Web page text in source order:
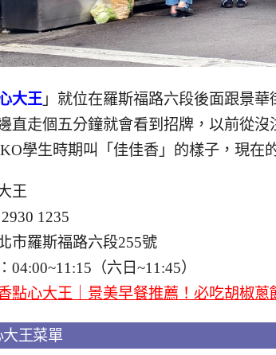
大王 」就位在羅斯福路六段後面跟景
直走個五分鐘就會看到招牌，以前從
學生時期叫「佳佳香」的樣子，現在
王
1235
市羅斯福路六段255號
04:00~11:15（六日~11:45）
點心大王｜景美早餐推薦！必吃胡椒蔥
王菜單